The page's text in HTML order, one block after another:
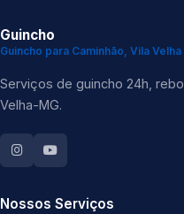
Guincho
Guincho para Caminhão, Vila Velha
Serviços de guincho 24h,
Velha-MG.
Nossos Serviços